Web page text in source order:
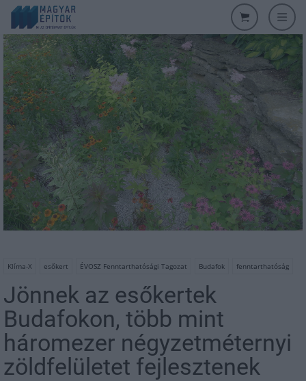
Klíma-X esőkert ÉVOSZ Fenntarthatósági Tagozat Budafok fenntarthatóság
Jönnek az esőkertek
Budafokon, több mint
háromezer négyzetméternyi
zöldfelületet fejlesztenek